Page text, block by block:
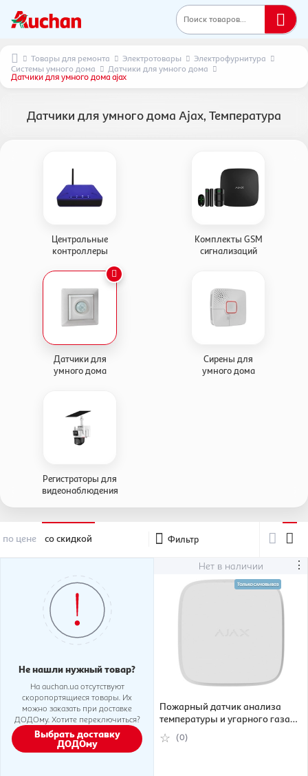
Поиск товаров...
Товары для ремонта Электротовары
Электрофурнитура
Системы умного дома
Датчики для умного дома
Датчики для умного дома ajax
Датчики для умного дома Ajax, Температура
Центральные
контроллеры
Комплекты GSM
сигнализаций
Датчики для
умного дома
Сирены для
умного дома
Регистраторы для
видеонаблюдения
по цене со скидкой Фильтр
Не нашли нужный товар?
На auchan.ua отсутствуют
скоропортящиеся товары. Их
можно заказать при доставке
ДОДОму. Хотите переключиться?
Выбрать доставку
ДОДОму
Нет в наличии ⋮
Пожарный датчик анализа
температуры и угарного газа
Ajax FireProtect 2 SB Heat CO,
Jeweller, беспроводной, белый
(0)